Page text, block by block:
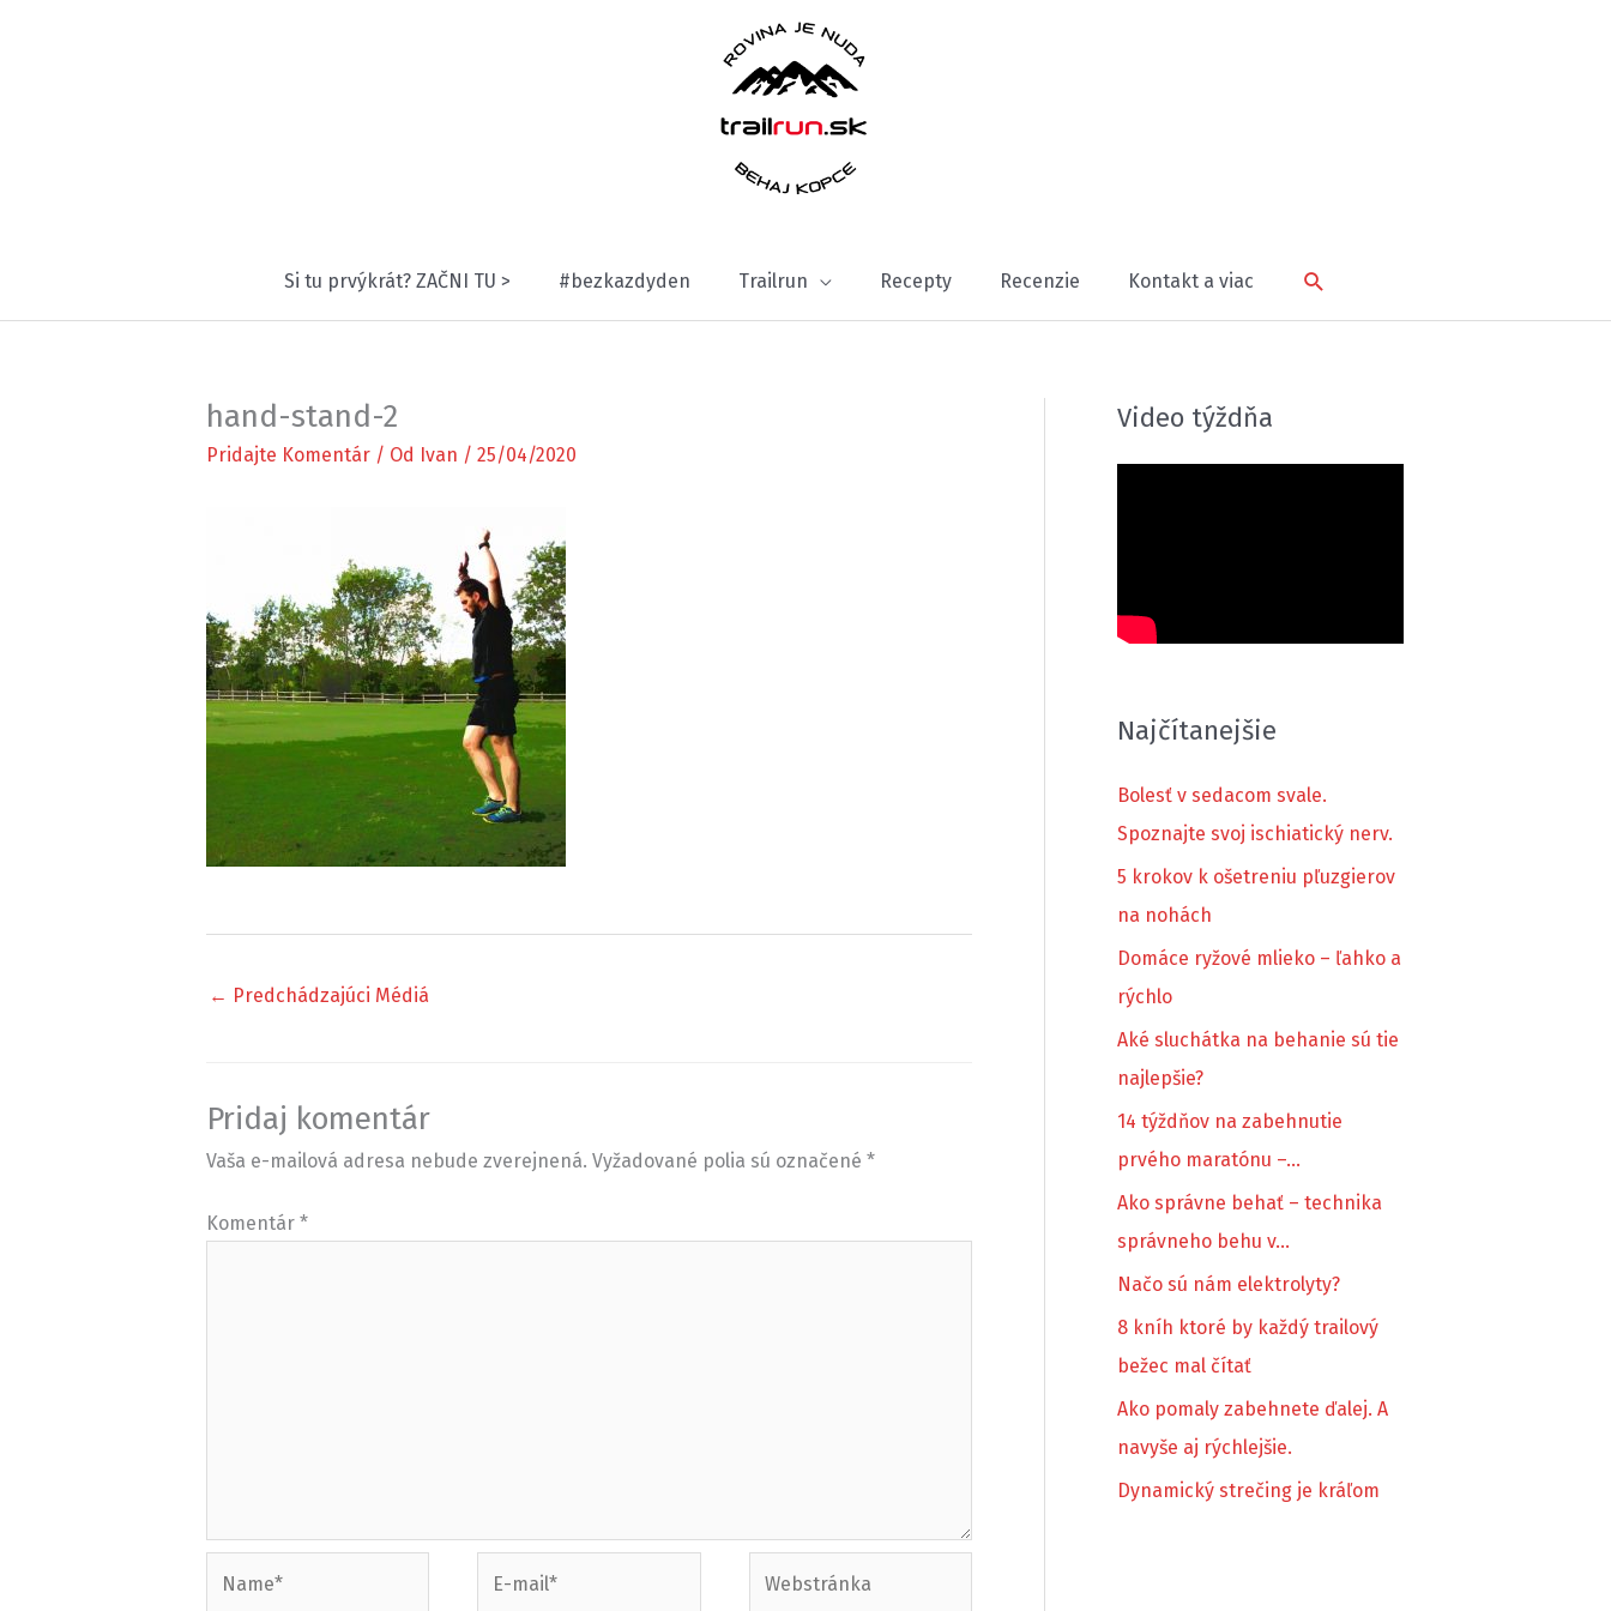
Si tu prvýkrát? ZAČNI TU > #bezkazdyden Trailrun Recepty Recenzie Kontakt a viac Hľadať
hand-stand-2
Pridajte Komentár / Od Ivan / 25/04/2020
← Predchádzajúci Médiá
Pridaj komentár
Vaša e-mailová adresa nebude zverejnená. Vyžadované polia sú označené *
Komentár *
Video týždňa
Najčítanejšie
Bolesť v sedacom svale.
Spoznajte svoj ischiatický nerv.
5 krokov k ošetreniu pľuzgierov
na nohách
Domáce ryžové mlieko – ľahko a
rýchlo
Aké sluchátka na behanie sú tie
najlepšie?
14 týždňov na zabehnutie
prvého maratónu –…
Ako správne behať – technika
správneho behu v…
Načo sú nám elektrolyty?
8 kníh ktoré by každý trailový
bežec mal čítať
Ako pomaly zabehnete ďalej. A
navyše aj rýchlejšie.
Dynamický strečing je kráľom